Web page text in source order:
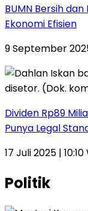
BUMN Bersih
Ekonomi Efisien
9 September
Dividen Rp89
Punya Legal
17 Juli 2025 | 10:10
Politik